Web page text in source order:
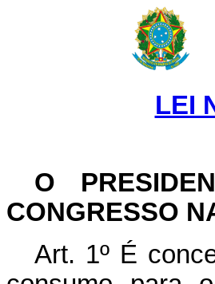
LEI
O
CONGRESSO
Art. 1º É